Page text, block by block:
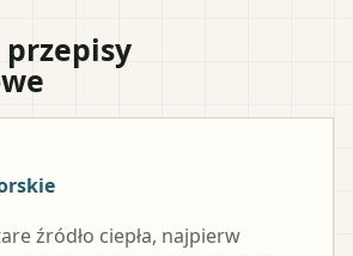
źródło ciepła, najpierw